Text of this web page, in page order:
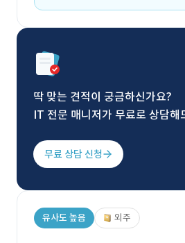
딱 맞는 견적이 궁금하신가요?
IT 전문 매니저가 무료로 상담해
무료 상담 신청
유사도 높음 외주